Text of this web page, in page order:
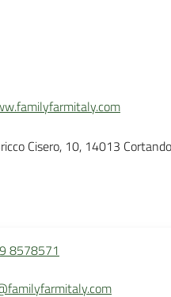
Cisero, 10, 14013
8578571